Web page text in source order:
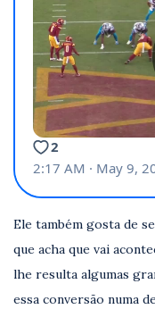
Ele também gosta de
que acha que vai
lhe resulta algumas
essa conversão numa